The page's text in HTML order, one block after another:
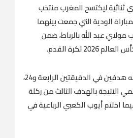
ثنائية ليكتسح المغرب منتخب
المباراة الودية التي ​جمعت بينهما
مولاي عبد الله بالرباط، ضمن
لكرة القدم.
وتألق الصيباري بتسجيله هدفين في الدقيقتين الرابعة و24،
النتيجة بالهدف الثالث من ركلة
في الدقيقة 78، فيما ‌اختتم أيوب الكعبي ‌الرباعية في